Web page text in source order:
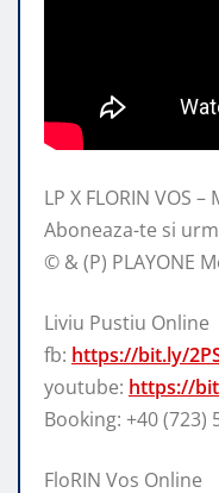
LP X FLORIN VOS
Aboneaza-te si
© & (P) PLAYONE
Liviu Pustiu Online
fb: https://bit.ly/
youtube: https://
Booking: +40 (723)
FloRIN Vos Online